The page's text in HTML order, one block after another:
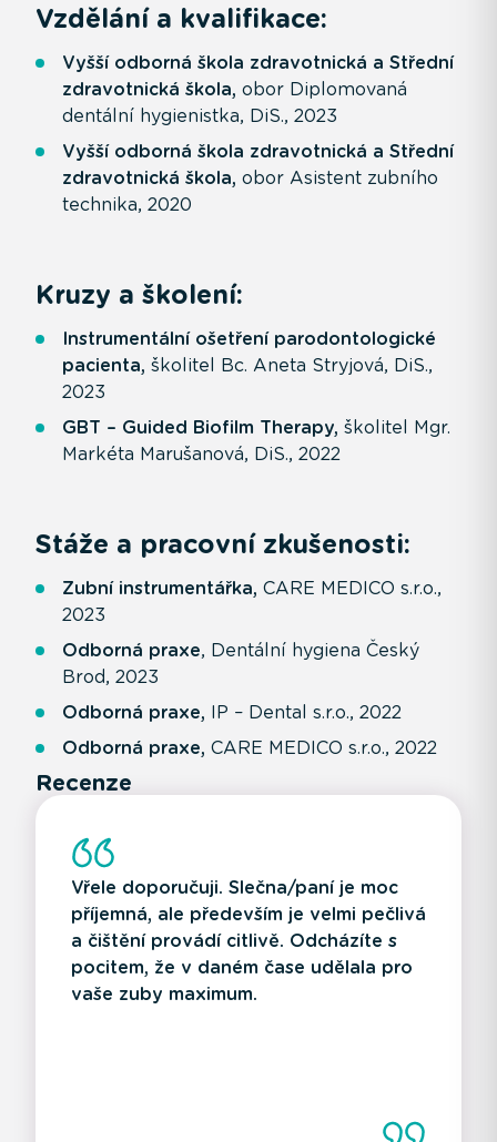
Vzdělání a kvalifikace:
Vyšší odborná škola zdravotnická a Střední
zdravotnická škola, obor Diplomovaná
dentální hygienistka, DiS., 2023
Vyšší odborná škola zdravotnická a Střední
zdravotnická škola, obor Asistent zubního
technika, 2020
Kruzy a školení:
Instrumentální ošetření parodontologické
pacienta, školitel Bc. Aneta Stryjová, DiS.,
2023
GBT – Guided Biofilm Therapy, školitel Mgr.
Markéta Marušanová, DiS., 2022
Stáže a pracovní zkušenosti:
Zubní instrumentářka, CARE MEDICO s.r.o.,
2023
Odborná praxe, Dentální hygiena Český
Brod, 2023
Odborná praxe, IP – Dental s.r.o., 2022
Odborná praxe, CARE MEDICO s.r.o., 2022
Recenze
Vřele doporučuji. Slečna/paní je moc
příjemná, ale především je velmi pečlivá
a čištění provádí citlivě. Odcházíte s
pocitem, že v daném čase udělala pro
vaše zuby maximum.